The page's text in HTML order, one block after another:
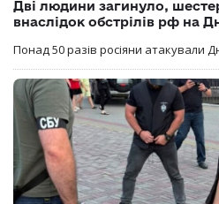
Дві людини загинуло,
внаслідок обстрілів рф на
Понад 50 разів росіяни атакували